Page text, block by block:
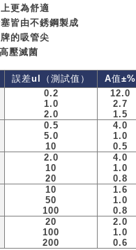
更為舒適
皆由不銹鋼製成
的吸管尖
高壓滅菌
誤差ul （測試值） A值±%
0.2
1.0
2.0
12.0
2.7
1.5
0.5
5.0
10
4.0
1.0
0.5
2.0
10
20
4.0
1.0
0.8
10
50
100
1.6
1.0
0.8
20
100
200
2.0
1.0
0.6